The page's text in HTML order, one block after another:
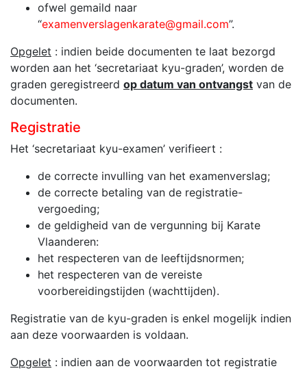
ofwel gemaild naar
“examenverslagenkarate@gmail.com”.
Opgelet : indien beide documenten te laat bezorgd
worden aan het ‘secretariaat kyu-graden’, worden de
graden geregistreerd op datum van ontvangst van de
documenten.
Registratie
Het ‘secretariaat kyu-examen’ verifieert :
de correcte invulling van het examenverslag;
de correcte betaling van de registratie-
vergoeding;
de geldigheid van de vergunning bij Karate
Vlaanderen:
het respecteren van de leeftijdsnormen;
het respecteren van de vereiste
voorbereidingstijden (wachttijden).
Registratie van de kyu-graden is enkel mogelijk indien
aan deze voorwaarden is voldaan.
Opgelet : indien aan de voorwaarden tot registratie